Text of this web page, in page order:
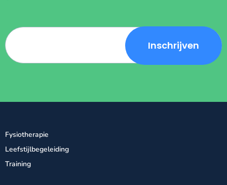
Fysiotherapie
Leefstijlbegeleiding
Training